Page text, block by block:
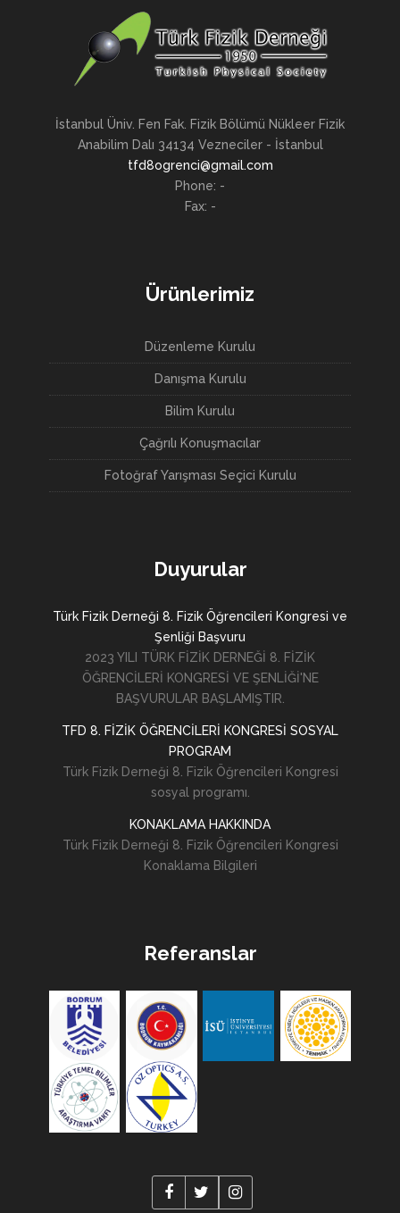
İstanbul Üniv. Fen Fak. Fizik Bölümü Nükleer Fizik
Anabilim Dalı 34134 Vezneciler - İstanbul
tfd8ogrenci@gmail.com
Phone: -
Fax: -
Ürünlerimiz
Düzenleme Kurulu
Danışma Kurulu
Bilim Kurulu
Çağrılı Konuşmacılar
Fotoğraf Yarışması Seçici Kurulu
Duyurular
Türk Fizik Derneği 8. Fizik Öğrencileri Kongresi ve
Şenliği Başvuru
2023 YILI TÜRK FİZİK DERNEĞİ 8. FİZİK
ÖĞRENCİLERİ KONGRESİ VE ŞENLİĞİ'NE
BAŞVURULAR BAŞLAMIŞTIR.
TFD 8. FİZİK ÖĞRENCİLERİ KONGRESİ SOSYAL
PROGRAM
Türk Fizik Derneği 8. Fizik Öğrencileri Kongresi
sosyal programı.
KONAKLAMA HAKKINDA
Türk Fizik Derneği 8. Fizik Öğrencileri Kongresi
Konaklama Bilgileri
Referanslar